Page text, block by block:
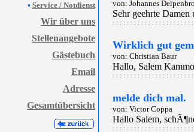
• Service / Notdienst
Wir über uns
Stellenangebote
Gästebuch
Email
Adresse
Gesamtübersicht
von: Johannes
Sehr geehrte
: : : : : : : : : : : : : : : : : : : : : : :
Wirklich gut
von: Christian Baur
Hallo, Salem
: : : : : : : : : : : : : : : : : : : : : : :
melde dich mal.
von: Victor Coppa
Hallo Salem,
: : : : : : : : : : : : : : : : : : : : : : :